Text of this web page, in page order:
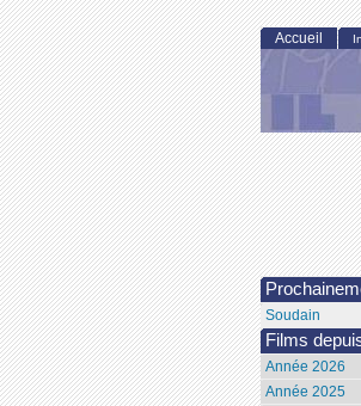
Accueil
Soudain
Films
Année 2026
Année 2025